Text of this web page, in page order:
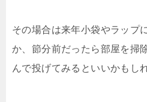
その場合は来年小袋やラップ
か、節分前だったら部屋を掃
んで投げてみるといいかもし